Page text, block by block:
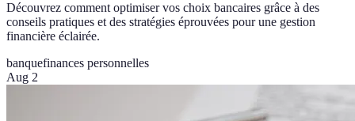
Découvrez comment optimiser vos choix bancaires grâce à des
conseils pratiques et des stratégies éprouvées pour une gestion
financière éclairée.
banquefinances personnelles
Aug 2